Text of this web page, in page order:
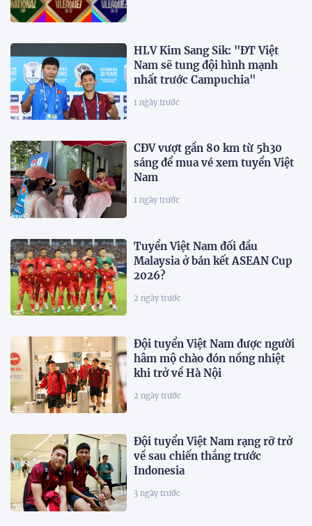
HLV Kim Sang Sik: "ĐT Việt
Nam sẽ tung đội hình mạnh
nhất trước Campuchia"
1 ngày trước
CĐV vượt gần 80 km từ 5h30
sáng để mua vé xem tuyển Việt
Nam
1 ngày trước
Tuyển Việt Nam đối đầu
Malaysia ở bán kết ASEAN Cup
2026?
2 ngày trước
Đội tuyển Việt Nam được người
hâm mộ chào đón nồng nhiệt
khi trở về Hà Nội
2 ngày trước
Đội tuyển Việt Nam rạng rỡ trở
về sau chiến thắng trước
Indonesia
3 ngày trước